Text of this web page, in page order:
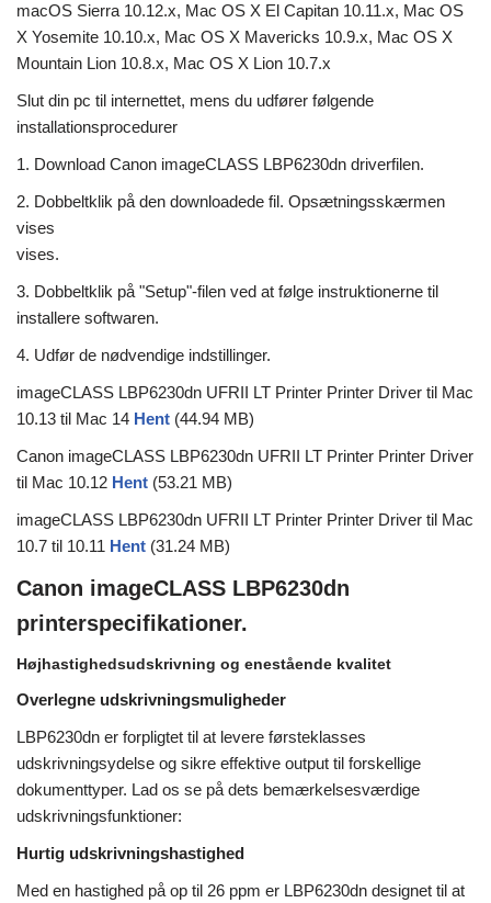
macOS Sierra 10.12.x, Mac OS X El Capitan 10.11.x, Mac OS
X Yosemite 10.10.x, Mac OS X Mavericks 10.9.x, Mac OS X
Mountain Lion 10.8.x, Mac OS X Lion 10.7.x
Slut din pc til internettet, mens du udfører følgende
installationsprocedurer
1. Download Canon imageCLASS LBP6230dn driverfilen.
2. Dobbeltklik på den downloadede fil. Opsætningsskærmen
vises
vises.
3. Dobbeltklik på "Setup"-filen ved at følge instruktionerne til
installere softwaren.
4. Udfør de nødvendige indstillinger.
imageCLASS LBP6230dn UFRII LT Printer Printer Driver til Mac
10.13 til Mac 14 Hent (44.94 MB)
Canon imageCLASS LBP6230dn UFRII LT Printer Printer Driver
til Mac 10.12 Hent (53.21 MB)
imageCLASS LBP6230dn UFRII LT Printer Printer Driver til Mac
10.7 til 10.11 Hent (31.24 MB)
Canon imageCLASS LBP6230dn
printerspecifikationer.
Højhastighedsudskrivning og enestående kvalitet
Overlegne udskrivningsmuligheder
LBP6230dn er forpligtet til at levere førsteklasses
udskrivningsydelse og sikre effektive output til forskellige
dokumenttyper. Lad os se på dets bemærkelsesværdige
udskrivningsfunktioner:
Hurtig udskrivningshastighed
Med en hastighed på op til 26 ppm er LBP6230dn designet til at